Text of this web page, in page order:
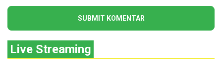
Live Streaming